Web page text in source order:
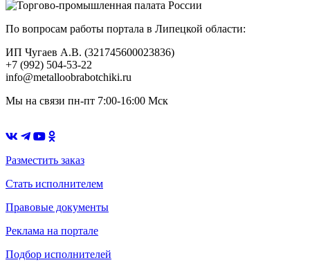
По вопросам работы портала в Липецкой области:
ИП Чугаев А.В. (321745600023836)
+7 (992) 504-53-22
info@metalloobrabotchiki.ru
Мы на связи пн-пт 7:00-16:00 Мск
Разместить заказ
Стать исполнителем
Правовые документы
Реклама на портале
Подбор исполнителей